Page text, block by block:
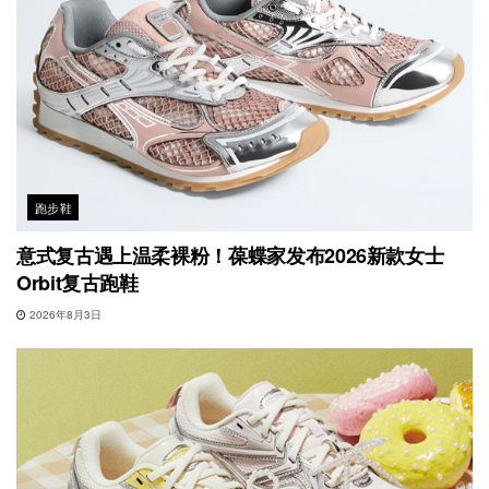
跑步鞋
意式复古遇上温柔裸粉！葆蝶家发布2026新款女士
Orbit复古跑鞋
2026年8月3日